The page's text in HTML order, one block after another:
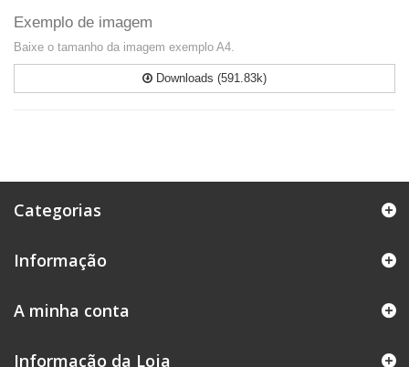
Exemplo de imagem
Baixe o tamanho da imagem exemplo A4.
Downloads (591.83k)
Categorias
Informação
A minha conta
Informação da Loja